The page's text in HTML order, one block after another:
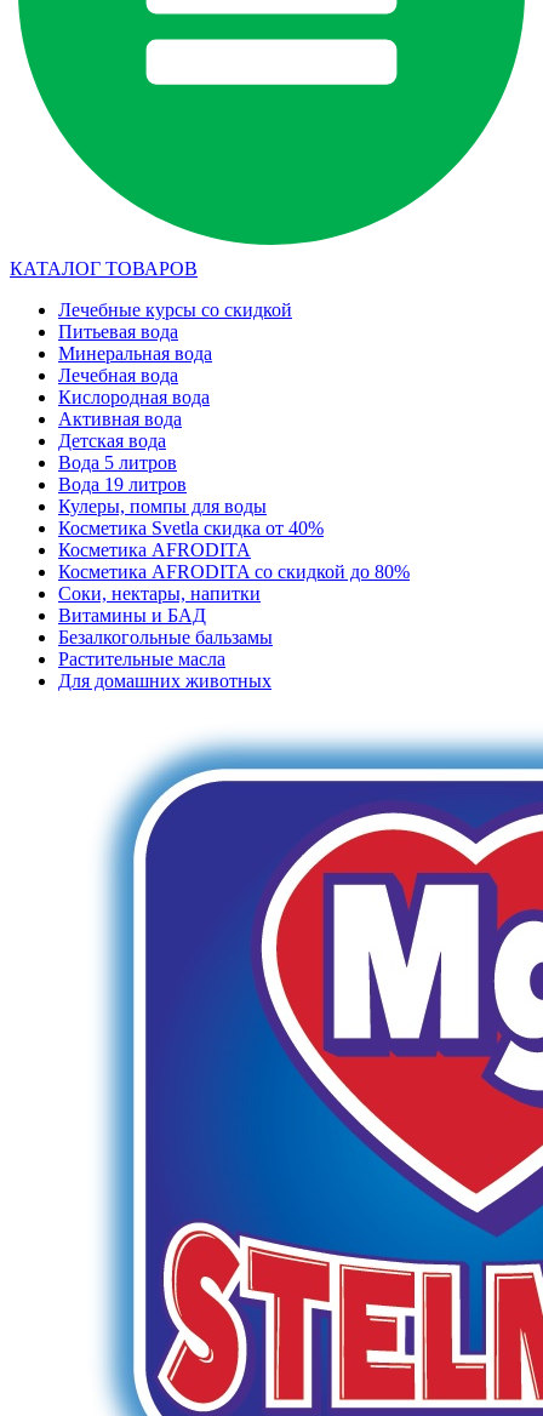
КАТАЛОГ ТОВАРОВ
Лечебные курсы со скидкой
Питьевая вода
Минеральная вода
Лечебная вода
Кислородная вода
Активная вода
Детская вода
Вода 5 литров
Вода 19 литров
Кулеры, помпы для воды
Косметика Svetla скидка от 40%
Косметика AFRODITA
Косметика AFRODITA со скидкой до 80%
Соки, нектары, напитки
Витамины и БАД
Безалкогольные бальзамы
Растительные масла
Для домашних животных